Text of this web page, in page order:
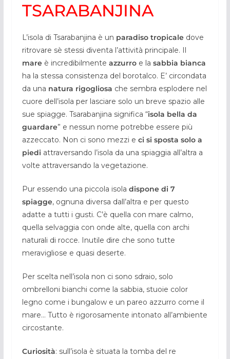
TSARABANJINA
L’isola di Tsarabanjina è un paradiso tropicaledove
ritrovare sè stessi diventa l’attività principale. Il
mareè incredibilmente azzurroe la sabbia bianca
ha la stessa consistenza del borotalco. E’ circondata
da una natura rigogliosa che sembra esplodere nel
cuore dell’isola per lasciare solo un breve spazio alle
sue spiagge. Tsarabanjina significa “isola bella da
guardare” e nessun nome potrebbe essere più
azzeccato. Non ci sono mezzi e ci si sposta solo a
piedi attraversando l’isola da una spiaggia all’altra a
volte attraversando la vegetazione.
Pur essendo una piccola isola dispone di 7
spiagge, ognuna diversa dall’altra e per questo
adatte a tutti i gusti. C’è quella con mare calmo,
quella selvaggia con onde alte, quella con archi
naturali di rocce. Inutile dire che sono tutte
meravigliose e quasi deserte.
Per scelta nell’isola non ci sono sdraio, solo
ombrelloni bianchi come la sabbia, stuoie color
legno come i bungalow e un pareo azzurro come il
mare… Tutto è rigorosamente intonato all’ambiente
circostante.
Curiosità: sull’isola è situata la tomba del re